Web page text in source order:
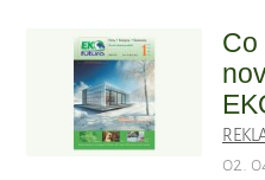
Co
02.